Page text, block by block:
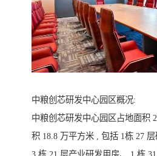
中粮创芯研发中心园区概况:
中粮创芯研发中心园区占地面积
积 18.8 万平方米 , 包括 1栋 27 层
3 栋 21 层产业研发用房、 1 栋